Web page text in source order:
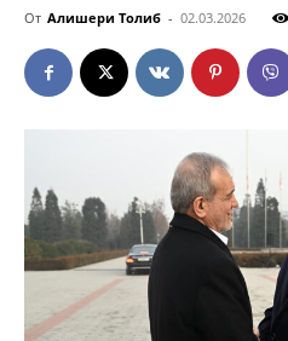
От Алишери Толиб - 02.03.2026